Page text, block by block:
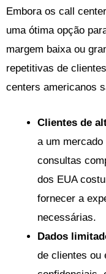
Embora os call
uma ótima opção
margem baixa ou
repetitivas de
centers americanos
Clientes de
a um
consultas
dos EUA
fornecer a
necessárias.
Dados
de clientes ou